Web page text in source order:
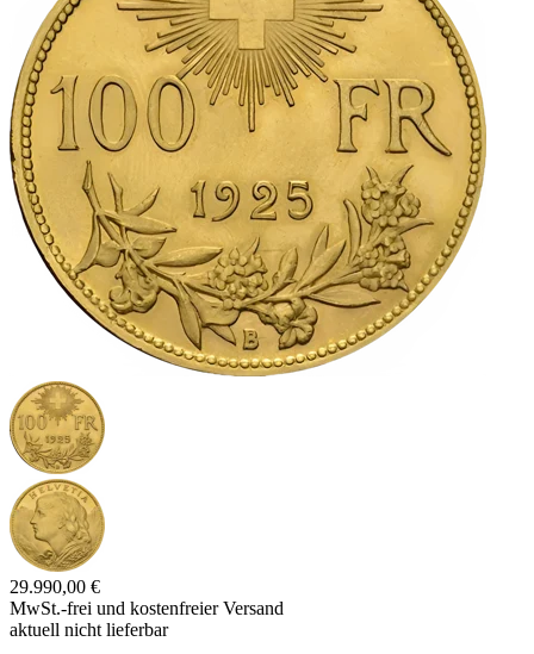
29.990,00 €
MwSt.-frei und kostenfreier Versand
aktuell nicht lieferbar